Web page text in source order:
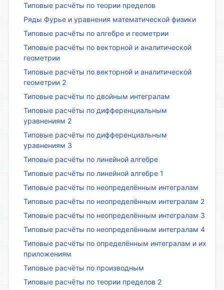
Типовые расчёты по теории пределов
Ряды Фурье и уравнения математической физики
Типовые расчёты по алгебре и геометрии
Типовые расчёты по векторной и аналитической
геометрии
Типовые расчёты по векторной и аналитической
геометрии 2
Типовые расчёты по двойным интегралам
Типовые расчёты по дифференциальным
уравнениям 2
Типовые расчёты по дифференциальным
уравнениям 3
Типовые расчёты по линейной алгебре
Типовые расчёты по линейной алгебре 1
Типовые расчёты по неопределённым интегралам
Типовые расчёты по неопределённым интегралам 2
Типовые расчёты по неопределённым интегралам 3
Типовые расчёты по неопределённым интегралам 4
Типовые расчёты по определённым интегралам и их
приложениям
Типовые расчёты по производным
Типовые расчёты по теории пределов 2